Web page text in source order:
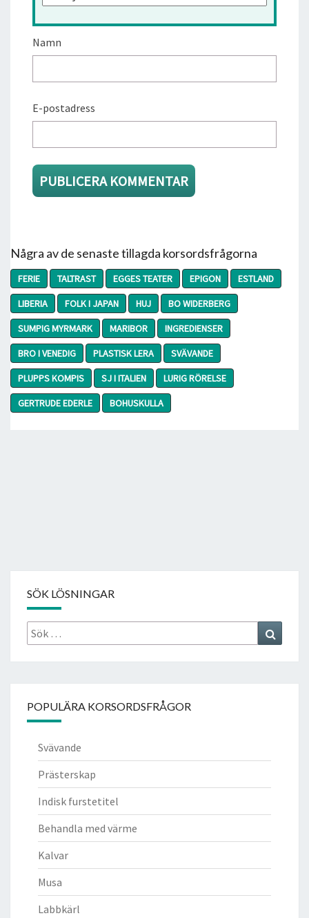
Namn
E-postadress
Några av de senaste tillagda korsordsfrågorna
FERIE TALTRAST EGGES TEATER EPIGON
ESTLAND
LIBERIA
FOLK I JAPAN HUJ
BO WIDERBERG
SUMPIG MYRMARK
MARIBOR
INGREDIENSER
BRO I VENEDIG
PLASTISK LERA
SVÄVANDE
PLUPPS KOMPIS
SJ I ITALIEN
LURIG RÖRELSE
GERTRUDE EDERLE
BOHUSKULLA
SÖK LÖSNINGAR
Sök
efter:
POPULÄRA KORSORDSFRÅGOR
Svävande
Prästerskap
Indisk furstetitel
Behandla med värme
Kalvar
Musa
Labbkärl